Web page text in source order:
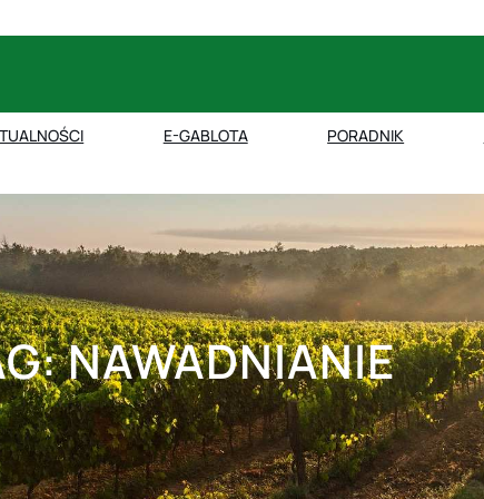
E-GABLOTA PORADNIK
NAWADNIANIE